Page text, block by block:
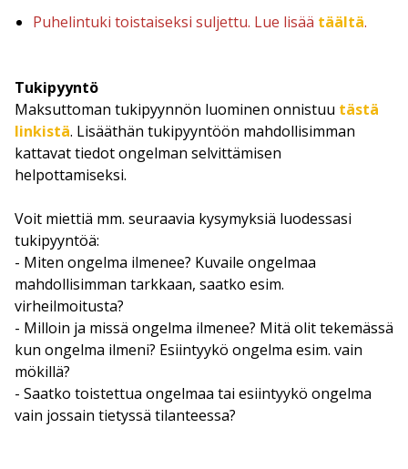
Puhelintuki toistaiseksi suljettu. Lue lisää täältä.
Tukipyyntö
Maksuttoman tukipyynnön luominen onnistuu tästä
linkistä. Lisääthän tukipyyntöön mahdollisimman
kattavat tiedot ongelman selvittämisen
helpottamiseksi.
Voit miettiä mm. seuraavia kysymyksiä luodessasi
tukipyyntöä:
- Miten ongelma ilmenee? Kuvaile ongelmaa
mahdollisimman tarkkaan, saatko esim.
virheilmoitusta?
- Milloin ja missä ongelma ilmenee? Mitä olit tekemässä
kun ongelma ilmeni? Esiintyykö ongelma esim. vain
mökillä?
- Saatko toistettua ongelmaa tai esiintyykö ongelma
vain jossain tietyssä tilanteessa?